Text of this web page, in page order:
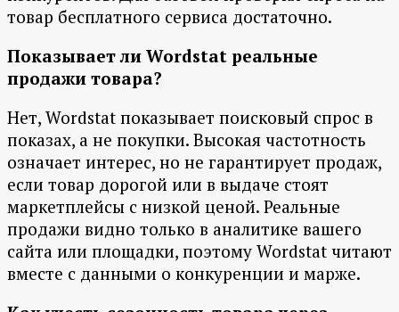
товар бесплатного сервиса достаточно.
Показывает ли Wordstat реальные
продажи товара?
Нет, Wordstat показывает поисковый спрос в
показах, а не покупки. Высокая частотность
означает интерес, но не гарантирует продаж,
если товар дорогой или в выдаче стоят
маркетплейсы с низкой ценой. Реальные
продажи видно только в аналитике вашего
сайта или площадки, поэтому Wordstat читают
вместе с данными о конкуренции и марже.